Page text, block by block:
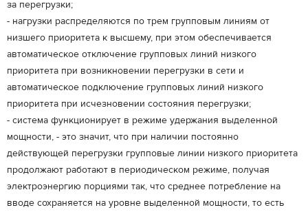
за перегрузки;
- нагрузки распределяются по трем групповым линиям от
низшего приоритета к высшему, при этом обеспечивается
автоматическое отключение групповых линий низкого
приоритета при возникновении перегрузки в сети и
автоматическое подключение групповых линий низкого
приоритета при исчезновении состояния перегрузки;
- система функционирует в режиме удержания выделенной
мощности, - это значит, что при наличии постоянно
действующей перегрузки групповые линии низкого приоритета
продолжают работают в периодическом режиме, получая
электроэнергию порциями так, что среднее потребление на
вводе сохраняется на уровне выделенной мощности, то есть